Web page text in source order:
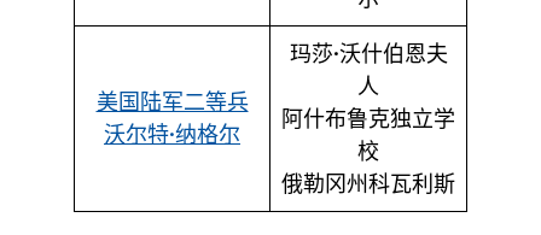
美国陆军二等兵
沃尔特·纳格尔
玛莎·沃什伯恩夫
人
阿什布鲁克独立学
校
俄勒冈州科瓦利斯